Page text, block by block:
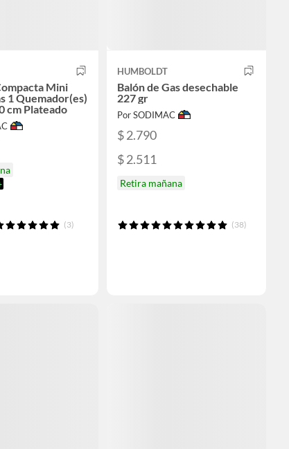
Mini
1 Quemador(es)
cm Plateado
(3)
HUMBOLDT
Balón de Gas desechable
227 gr
Por SODIMAC
$ 2.790
$ 2.511
Retira mañana
(38)